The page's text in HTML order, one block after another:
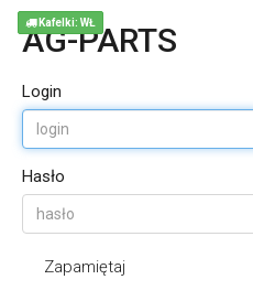
AG-PARTS
Login
Hasło
Zapamiętaj
Kafelki: WŁ